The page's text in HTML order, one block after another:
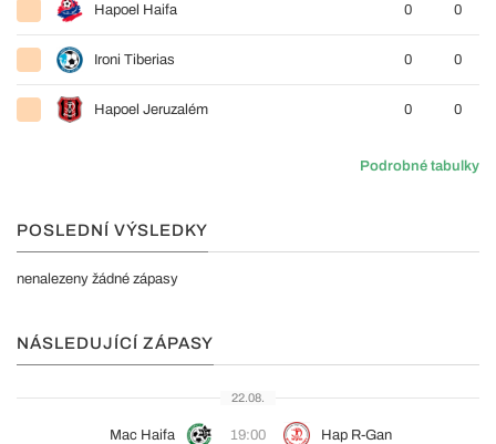
Hapoel Haifa 0 0
Ironi Tiberias 0 0
Hapoel Jeruzalém 0 0
Podrobné tabulky
POSLEDNÍ VÝSLEDKY
nenalezeny žádné zápasy
NÁSLEDUJÍCÍ ZÁPASY
22.08.
Mac Haifa 19:00 Hap R-Gan